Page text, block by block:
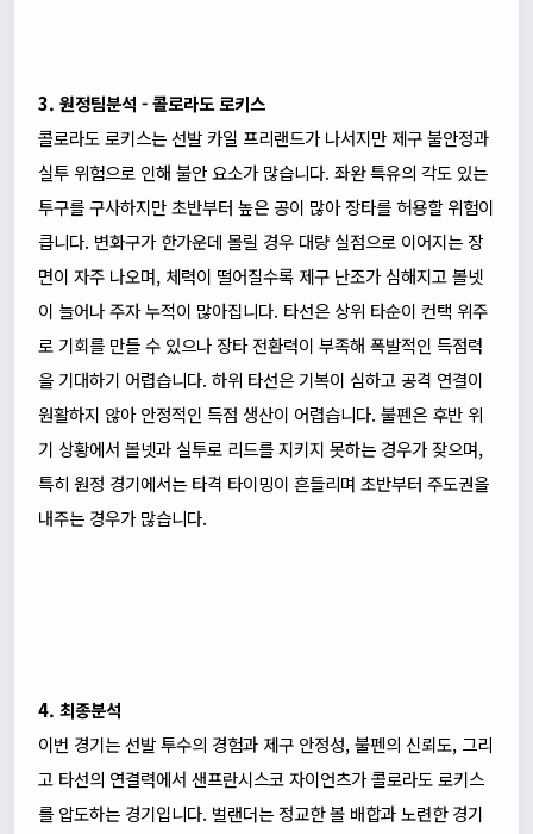
3. 원정팀분석 - 콜로라도 로키스
콜로라도 로키스는 선발 카일 프리랜드가 나서지만 제구 불안정과
실투 위험으로 인해 불안 요소가 많습니다. 좌완 특유의 각도 있는
투구를 구사하지만 초반부터 높은 공이 많아 장타를 허용할 위험이
큽니다. 변화구가 한가운데 몰릴 경우 대량 실점으로 이어지는 장
면이 자주 나오며, 체력이 떨어질수록 제구 난조가 심해지고 볼넷
이 늘어나 주자 누적이 많아집니다. 타선은 상위 타순이 컨택 위주
로 기회를 만들 수 있으나 장타 전환력이 부족해 폭발적인 득점력
을 기대하기 어렵습니다. 하위 타선은 기복이 심하고 공격 연결이
원활하지 않아 안정적인 득점 생산이 어렵습니다. 불펜은 후반 위
기 상황에서 볼넷과 실투로 리드를 지키지 못하는 경우가 잦으며,
특히 원정 경기에서는 타격 타이밍이 흔들리며 초반부터 주도권을
내주는 경우가 많습니다.
4. 최종분석
이번 경기는 선발 투수의 경험과 제구 안정성, 불펜의 신뢰도, 그리
고 타선의 연결력에서 샌프란시스코 자이언츠가 콜로라도 로키스
를 압도하는 경기입니다. 벌랜더는 정교한 볼 배합과 노련한 경기